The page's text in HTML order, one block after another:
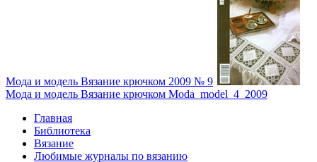
Мода и модель Вязание крючком 2009 № 9
Мода и модель Вязание крючком Moda_model_4_2009
Главная
Библиотека
Вязание
Любимые журналы по вязанию